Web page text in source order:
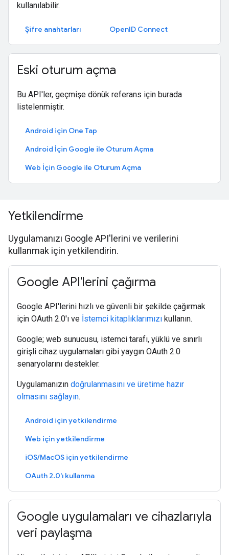
kullanılabilir.
Şifre anahtarları OpenID Connect
Eski oturum açma
Bu API'ler, geçmişe dönük referans için burada
listelenmiştir.
Android için One Tap
Android İçin Google ile Oturum Açma
Web İçin Google ile Oturum Açma
Yetkilendirme
Uygulamanızı Google API'lerini ve verilerini
kullanmak için yetkilendirin.
Google API'lerini çağırma
Google API'lerini hızlı ve güvenli bir şekilde çağırmak
için OAuth 2.0'ı ve İstemci kitaplıklarımızı kullanın.
Google; web sunucusu, istemci tarafı, yüklü ve sınırlı
girişli cihaz uygulamaları gibi yaygın OAuth 2.0
senaryolarını destekler.
Uygulamanızın doğrulanmasını ve üretime hazır
olmasını sağlayın.
Android için yetkilendirme
Web için yetkilendirme
iOS/MacOS için yetkilendirme
OAuth 2.0'ı kullanma
Google uygulamaları ve cihazlarıyla
veri paylaşma